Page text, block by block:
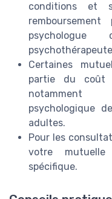
conditions et
psychologue
Certaines
partie du coût
notamment
psychologique
adultes.
Pour les
votre mutuelle
spécifique.